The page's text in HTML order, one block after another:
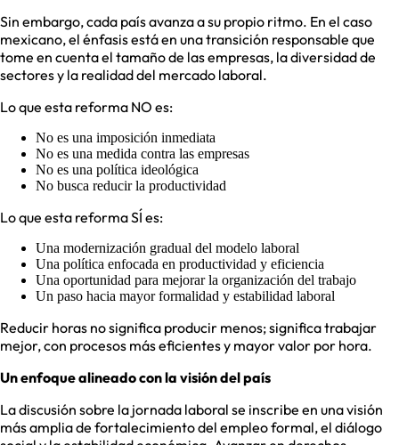
Sin embargo, cada país avanza a su propio ritmo. En el caso
mexicano, el énfasis está en una transición responsable que
tome en cuenta el tamaño de las empresas, la diversidad de
sectores y la realidad del mercado laboral.
Lo que esta reforma NO es:
No es una imposición inmediata
No es una medida contra las empresas
No es una política ideológica
No busca reducir la productividad
Lo que esta reforma SÍ es:
Una modernización gradual del modelo laboral
Una política enfocada en productividad y eficiencia
Una oportunidad para mejorar la organización del trabajo
Un paso hacia mayor formalidad y estabilidad laboral
Reducir horas no significa producir menos; significa trabajar
mejor, con procesos más eficientes y mayor valor por hora.
Un enfoque alineado con la visión del país
La discusión sobre la jornada laboral se inscribe en una visión
más amplia de fortalecimiento del empleo formal, el diálogo